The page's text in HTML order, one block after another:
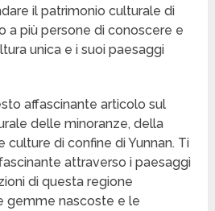
il patrimonio culturale di
a più persone di conoscere e
unica e i suoi paesaggi
affascinante articolo sul
delle minoranze, della
culture di confine di Yunnan. Ti
attraverso i paesaggi
di questa regione
gemme nascoste e le